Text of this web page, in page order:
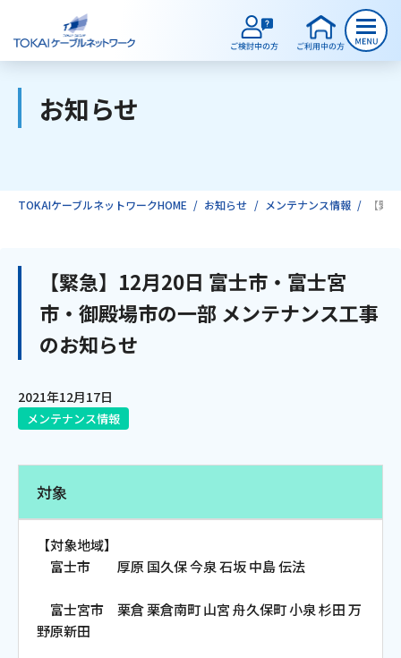
ご検討中のお客様
インターネット
おトクな情報 料金案内
お知らせ
TOKAIケーブルネットワークHOME お知らせ メンテナンス情報 【緊
【緊急】12月20日 富士市・富士宮
市・御殿場市の一部 メンテナンス工事
のお知らせ
2021年12月17日
メンテナンス情報
対象
【対象地域】
富士市 厚原 国久保 今泉 石坂 中島 伝法
富士宮市 栗倉 栗倉南町 山宮 舟久保町 小泉 杉田 万
野原新田